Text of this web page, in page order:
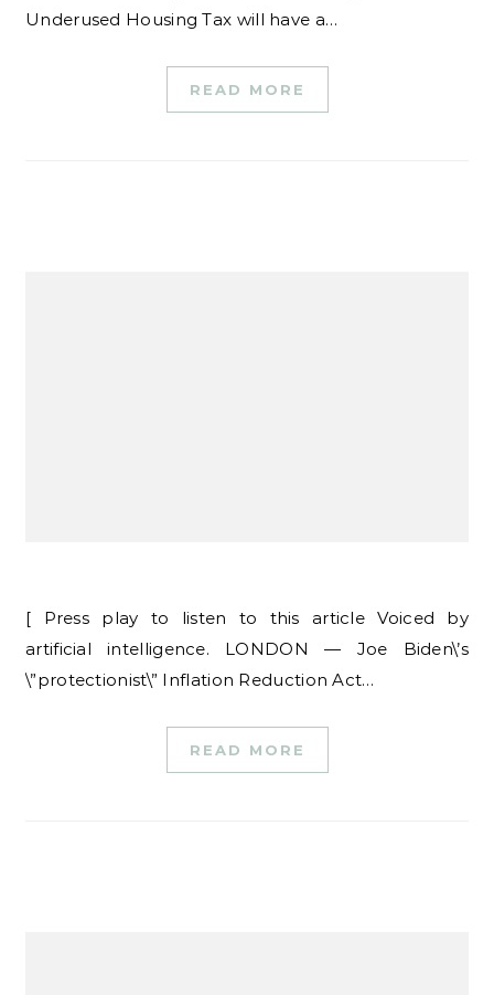
Underused Housing Tax will have a…
READ MORE
[ Press play to listen to this article Voiced by
artificial intelligence. LONDON — Joe Biden\’s
\”protectionist\” Inflation Reduction Act…
READ MORE